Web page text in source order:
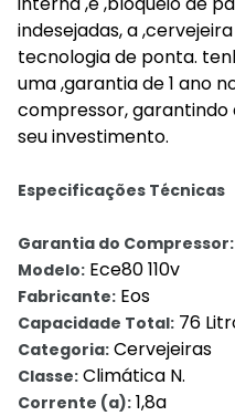
indesejadas, a
tecnologia de ponta.
uma ,garantia de 1 ano
compressor, garantindo
seu investimento.
Especificações Técnicas
Garantia do Compressor:
Modelo: Ece80 110v
Fabricante: Eos
Capacidade Total: 76
Categoria: Cervejeiras
Classe: Climática N.
Corrente (a): 1,8a